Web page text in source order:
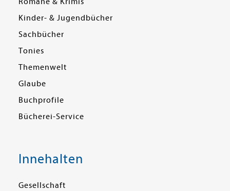
Kinder- & Jugendbücher
Sachbücher
Tonies
Themenwelt
Glaube
Buchprofile
Bücherei-Service
Innehalten
Gesellschaft